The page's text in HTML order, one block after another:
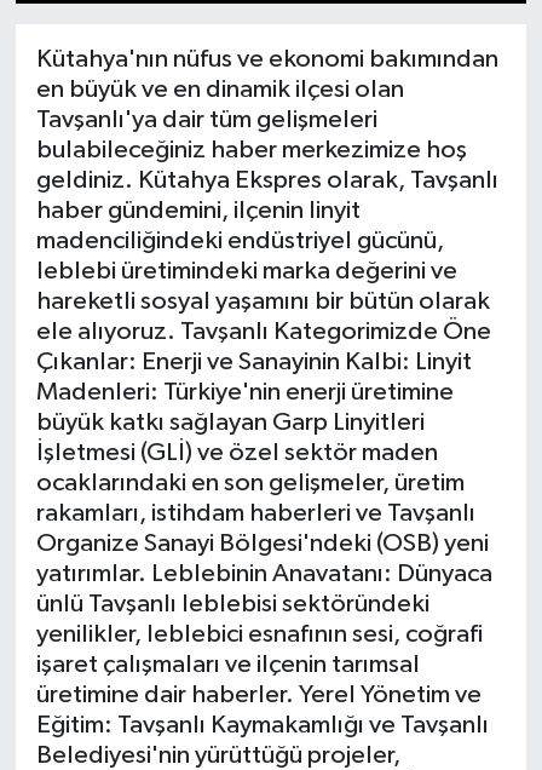
Kütahya'nın nüfus ve ekonomi bakımından
en büyük ve en dinamik ilçesi olan
Tavşanlı'ya dair tüm gelişmeleri
bulabileceğiniz haber merkezimize hoş
geldiniz. Kütahya Ekspres olarak, Tavşanlı
haber gündemini, ilçenin linyit
madenciliğindeki endüstriyel gücünü,
leblebi üretimindeki marka değerini ve
hareketli sosyal yaşamını bir bütün olarak
ele alıyoruz. Tavşanlı Kategorimizde Öne
Çıkanlar: Enerji ve Sanayinin Kalbi: Linyit
Madenleri: Türkiye'nin enerji üretimine
büyük katkı sağlayan Garp Linyitleri
İşletmesi (GLİ) ve özel sektör maden
ocaklarındaki en son gelişmeler, üretim
rakamları, istihdam haberleri ve Tavşanlı
Organize Sanayi Bölgesi'ndeki (OSB) yeni
yatırımlar. Leblebinin Anavatanı: Dünyaca
ünlü Tavşanlı leblebisi sektöründeki
yenilikler, leblebici esnafının sesi, coğrafi
işaret çalışmaları ve ilçenin tarımsal
üretimine dair haberler. Yerel Yönetim ve
Eğitim: Tavşanlı Kaymakamlığı ve Tavşanlı
Belediyesi'nin yürüttüğü projeler,
Eğitim
Ekonomi
Emet
Foto Galeri
Gediz
Genel
Gündem
Hisarcık
İlçeler
Köşe Yazıları
Kültür Sanat